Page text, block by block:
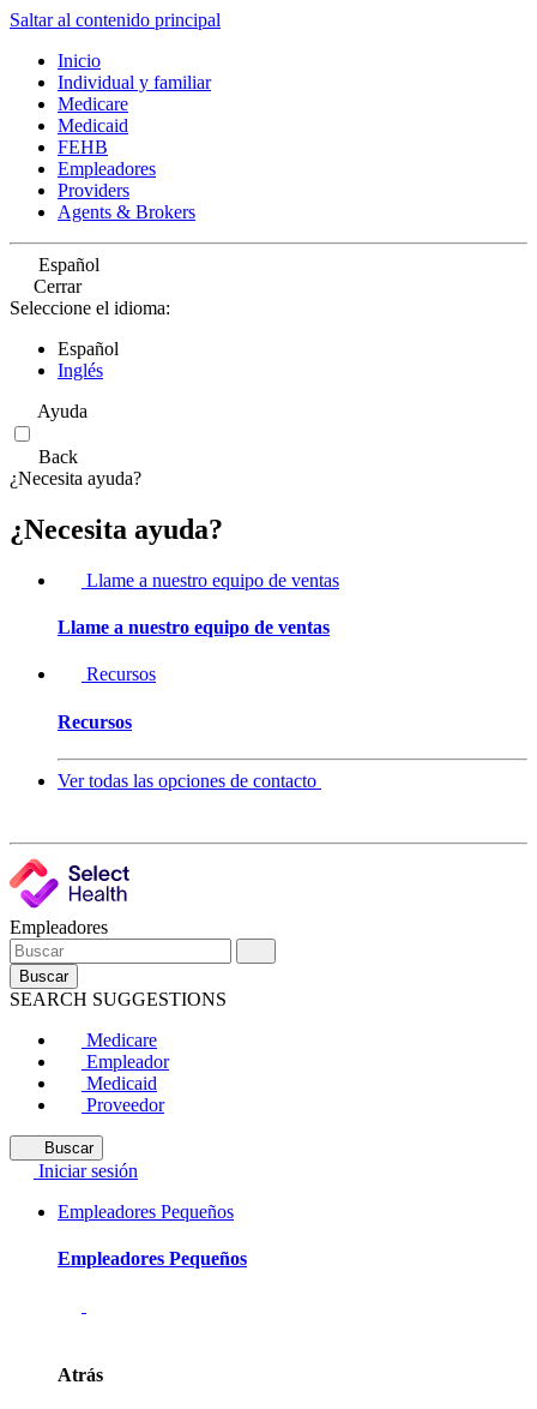
Saltar al contenido principal
Inicio
Individual y familiar
Medicare
Medicaid
FEHB
Empleadores
Providers
Agents & Brokers
Español
Cerrar
Seleccione el idioma:
Español
Inglés
Ayuda
Back
¿Necesita ayuda?
¿Necesita ayuda?
Llame a nuestro equipo de ventas
Llame a nuestro equipo de ventas
Recursos
Recursos
Ver todas las opciones de contacto
Empleadores
Buscar
SEARCH SUGGESTIONS
Medicare
Empleador
Medicaid
Proveedor
Buscar
Iniciar sesión
Empleadores Pequeños
Empleadores Pequeños
Atrás